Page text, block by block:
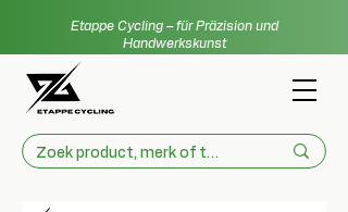
Etappe Cycling – für Präzision und
Handwerkskunst